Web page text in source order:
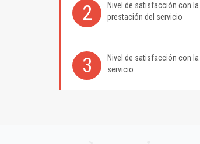
2 Nivel de satisfacción con la
prestación del servicio
3 Nivel de satisfacción con la
servicio